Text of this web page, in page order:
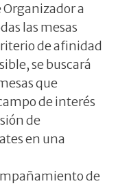
a
las mesas
de afinidad
se buscará
que
de interés
de
en una
de